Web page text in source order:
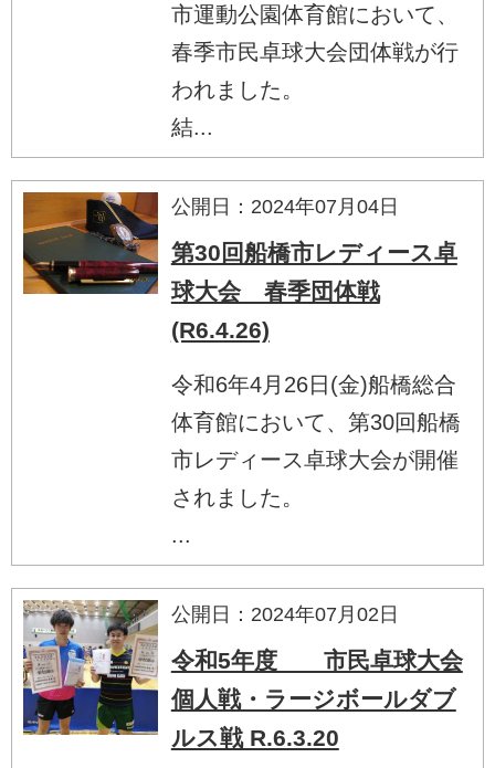
市運動公園体育館において、
春季市民卓球大会団体戦が行
われました。
結...
公開日：2024年07月04日
第30回船橋市レディース卓
球大会 春季団体戦
(R6.4.26)
令和6年4月26日(金)船橋総合
体育館において、第30回船橋
市レディース卓球大会が開催
されました。
...
公開日：2024年07月02日
令和5年度 市民卓球大会
個人戦・ラージボールダブ
ルス戦 R.6.3.20